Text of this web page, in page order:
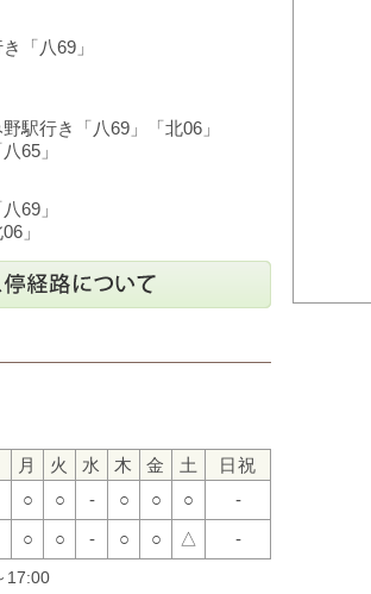
せ
土曜日の午後は休診させていただきます。
すが、よろしくお願いいたします。
知らせ
後から令和3年1月3日まで年末年始の休診とさせ
常通りの診察です。
せ
日）から８月１０日（月）まで休診とさせてい
すが、よろしくお願いいたします。
お知らせ
知らせ
後から令和2年1月3日まで年末年始の休診とさ
「八69」
駅行き「八69」「北06」
65」
69」
」
月
火 水 木 金 土
日祝
○ ○ - ○ ○ ○
-
○ ○ - ○ ○ △ -
17:00